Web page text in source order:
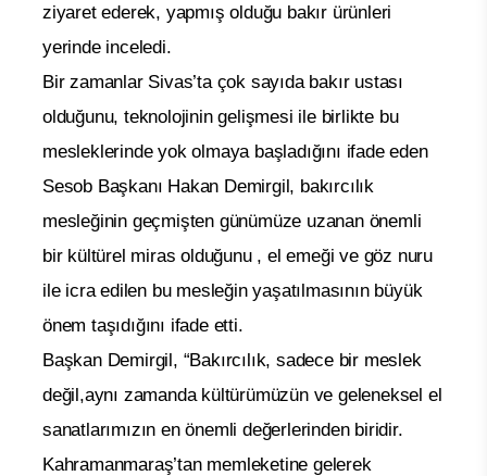
ziyaret ederek, yapmış olduğu bakır ürünleri
yerinde inceledi.
Bir zamanlar Sivas’ta çok sayıda bakır ustası
olduğunu, teknolojinin gelişmesi ile birlikte bu
mesleklerinde yok olmaya başladığını ifade eden
Sesob Başkanı Hakan Demirgil, bakırcılık
mesleğinin geçmişten günümüze uzanan önemli
bir kültürel miras olduğunu , el emeği ve göz nuru
ile icra edilen bu mesleğin yaşatılmasının büyük
önem taşıdığını ifade etti.
Başkan Demirgil, “Bakırcılık, sadece bir meslek
değil,aynı zamanda kültürümüzün ve geleneksel el
sanatlarımızın en önemli değerlerinden biridir.
Kahramanmaraş’tan memleketine gelerek